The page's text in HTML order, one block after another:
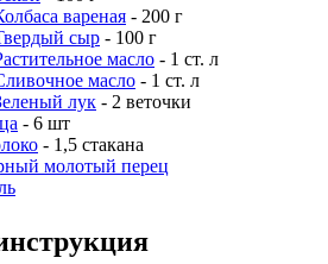
вареная - 200 г
сыр - 100 г
масло - 1 ст. л
масло - 1 ст. л
лук - 2 веточки
- 6 шт
- 1,5 стакана
молотый перец